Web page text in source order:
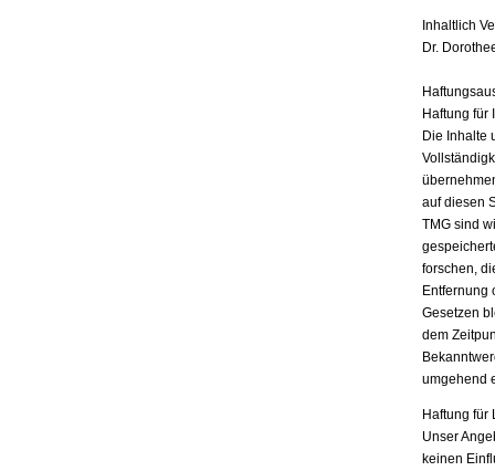
Inhaltlich
Dr.
Haftung für
Die Inhalte
auf diesen
TMG sind
forschen,
Entfernung
Gesetzen
dem
umgehend
Haftung für
Unser
keinen